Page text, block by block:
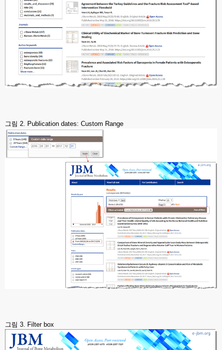
그림 2. Publication dates: Custom Range
그림 3. Filter box